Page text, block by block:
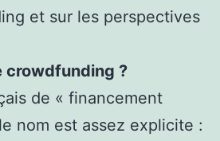
et sur les perspectives
crowdfunding ?
de « financement
nom est assez explicite :